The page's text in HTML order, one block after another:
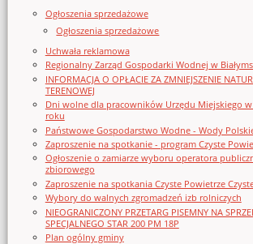
Ogłoszenia sprzedażowe
Ogłoszenia sprzedażowe
Uchwała reklamowa
Regionalny Zarząd Gospodarki Wodnej w
INFORMACJA O OPŁACIE ZA ZMNIEJSZENIE
TERENOWEJ
Dni wolne dla pracowników Urzędu Miejskiego
roku
Państwowe Gospodarstwo Wodne - Wody
Zaproszenie na spotkanie - program Czyste
Ogłoszenie o zamiarze wyboru operatora
zbiorowego
Zaproszenie na spotkania Czyste Powietrze
Wybory do walnych zgromadzeń izb rolniczych
NIEOGRANICZONY PRZETARG PISEMNY NA
SPECJALNEGO STAR 200 PM 18P
Plan ogólny gminy